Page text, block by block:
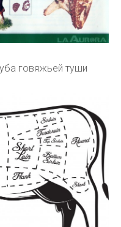
говяжьей туши